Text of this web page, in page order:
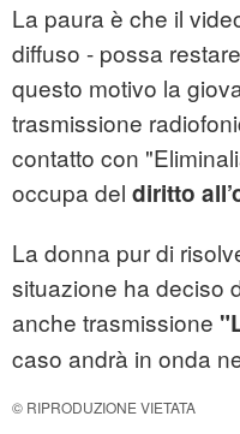
La paura è che il
diffuso - possa
questo motivo la
trasmissione
contatto con
occupa del diritto
La donna pur di
situazione ha deciso
anche trasmissione
caso andrà in onda
© RIPRODUZIONE VIETATA